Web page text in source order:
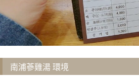
南浦蔘雞湯 環境